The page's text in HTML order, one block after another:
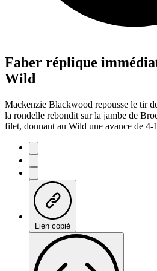
Faber réplique
Wild
Mackenzie Blackwood repousse le tir
la rondelle rebondit sur la jambe de
filet, donnant au Wild une avance de 4-
Lien copié